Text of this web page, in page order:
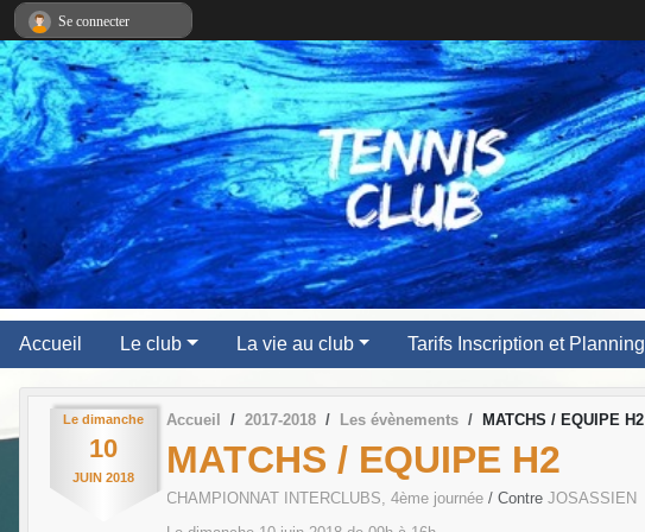
Accueil Le club La vie au club Tarifs Inscription et Planning
Le dimanche
10
JUIN 2018
Accueil 2017-2018 Les évènements MATCHS / EQUIPE H2
MATCHS / EQUIPE H2
CHAMPIONNAT INTERCLUBS, 4ème journée / Contre JOSASSIEN
Se connecter
Panneau de gestion des cookies